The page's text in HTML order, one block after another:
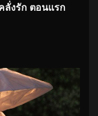
ลั่งรัก ตอนแรก